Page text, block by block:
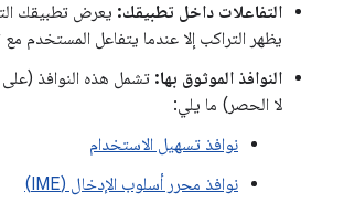
التفاعلات داخل تطبيقك: يعرض تطبيقك
يظهر التراكب إلا عندما يتفاعل المستخدم
النوافذ الموثوق بها: تشمل هذه النوافذ (على
لا الحصر) ما يلي:
نوافذ تسهيل الاستخدام
نوافذ محرر أسلوب الإدخال (IME)